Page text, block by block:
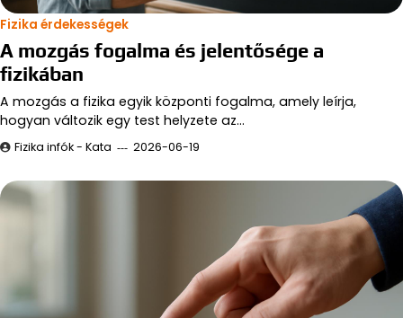
Fizika érdekességek
A mozgás fogalma és jelentősége a
fizikában
A mozgás a fizika egyik központi fogalma, amely leírja,
hogyan változik egy test helyzete az…
Fizika infók - Kata 2026-06-19